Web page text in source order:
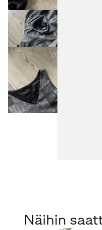
Näihin